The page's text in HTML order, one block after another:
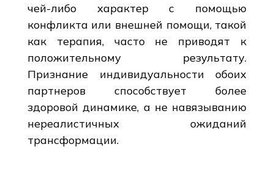
чей-либо характер с помощью
конфликта или внешней помощи, такой
как терапия, часто не приводят к
положительному результату.
Признание индивидуальности обоих
партнеров способствует более
здоровой динамике, а не навязыванию
нереалистичных ожиданий
трансформации.